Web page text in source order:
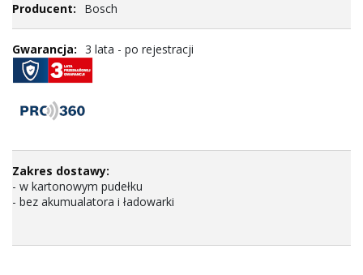
Bosch
3 lata - po rejestracji
- w kartonowym pudełku
- bez akumualatora i ładowarki